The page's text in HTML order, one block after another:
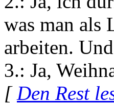
was man als
arbeiten.
3.: Ja,
[Den Rest